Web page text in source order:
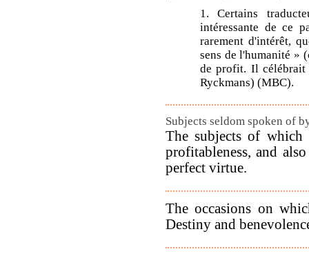
1. Certains
intéressante de ce
rarement d'intérêt,
sens de l'humanité »
de profit. Il célébrait
Ryckmans) (MBC).
Subjects seldom spoken of
The subjects of which
profitableness, and
perfect virtue.
The occasions on
Destiny and